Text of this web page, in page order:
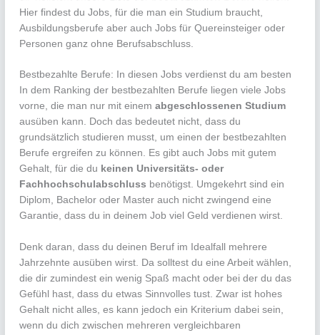
Hier findest du Jobs, für die man ein Studium braucht,
Ausbildungsberufe aber auch Jobs für Quereinsteiger oder
Personen ganz ohne Berufsabschluss.
Bestbezahlte Berufe: In diesen Jobs verdienst du am besten
In dem Ranking der bestbezahlten Berufe liegen viele Jobs
vorne, die man nur mit einemabgeschlossenen Studium
ausüben kann. Doch das bedeutet nicht, dass du
grundsätzlich studieren musst, um einen der bestbezahlten
Berufe ergreifen zu können. Es gibt auch Jobs mit gutem
Gehalt, für die du keinen Universitäts- oder
Fachhochschulabschluss benötigst. Umgekehrt sind ein
Diplom, Bachelor oder Master auch nicht zwingend eine
Garantie, dass du in deinem Job viel Geld verdienen wirst.
Denk daran, dass du deinen Beruf im Idealfall mehrere
Jahrzehnte ausüben wirst. Da solltest du eine Arbeit wählen,
die dir zumindest ein wenig Spaß macht oder bei der du das
Gefühl hast, dass du etwas Sinnvolles tust. Zwar ist hohes
Gehalt nicht alles, es kann jedoch ein Kriterium dabei sein,
wenn du dich zwischen mehreren vergleichbaren